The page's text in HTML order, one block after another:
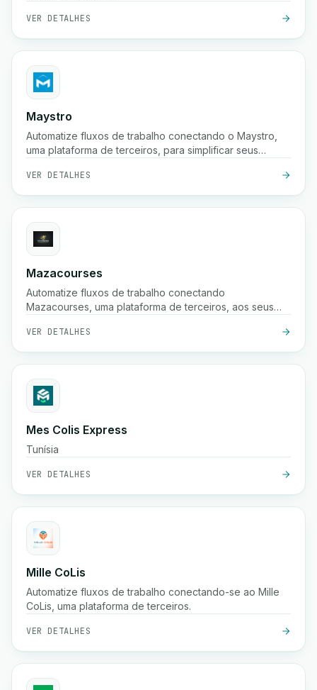
VER DETALHES
Maystro
Automatize fluxos de trabalho conectando o Maystro,
uma plataforma de terceiros, para simplificar seus
VER DETALHES
Mazacourses
Automatize fluxos de trabalho conectando
Mazacourses, uma plataforma de terceiros, aos seus
VER DETALHES
Mes Colis Express
Tunísia
VER DETALHES
Mille CoLis
Automatize fluxos de trabalho conectando-se ao Mille
CoLis, uma plataforma de terceiros.
VER DETALHES